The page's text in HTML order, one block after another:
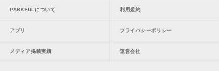
PARKFULについて
アプリ
メディア掲載実績
利用規約
プライバシーポリシー
運営会社